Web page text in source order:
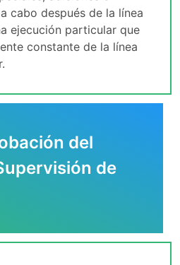
cabo después de la línea
ejecución particular que
constante de la línea
del
de